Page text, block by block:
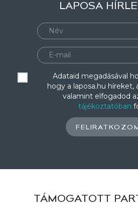
LAPOSA
Adataid megadásával
hogy a laposa.hu híreket,
valamint elfogadod
tájékoztatóban
TÁMOGATOTT